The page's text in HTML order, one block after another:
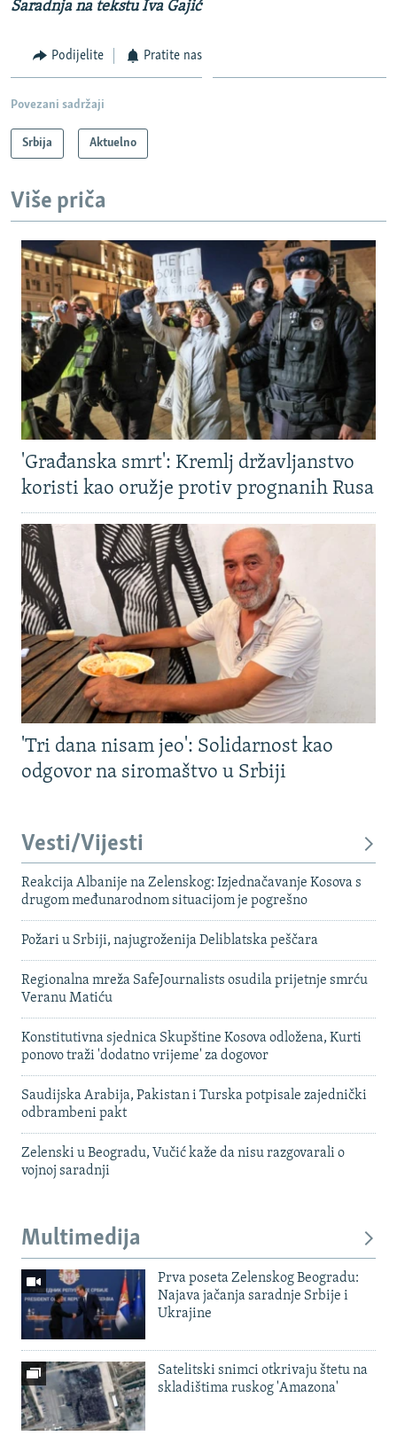
Saradnja na tekstu Iva Gajić
Podijelite Pratite nas
Povezani sadržaji
Srbija Aktuelno
Više priča
'Građanska smrt': Kremlj državljanstvo
koristi kao oružje protiv prognanih Rusa
'Tri dana nisam jeo': Solidarnost kao
odgovor na siromaštvo u Srbiji
Vesti/Vijesti
Reakcija Albanije na Zelenskog: Izjednačavanje Kosova s ​​
drugom međunarodnom situacijom je pogrešno
Požari u Srbiji, najugroženija Deliblatska peščara
Regionalna mreža SafeJournalists osudila prijetnje smrću
Veranu Matiću
Konstitutivna sjednica Skupštine Kosova odložena, Kurti
ponovo traži 'dodatno vrijeme' za dogovor
Saudijska Arabija, Pakistan i Turska potpisale zajednički
odbrambeni pakt
Zelenski u Beogradu, Vučić kaže da nisu razgovarali o
vojnoj saradnji
Multimedija
Prva poseta Zelenskog Beogradu:
Najava jačanja saradnje Srbije i
Ukrajine
Satelitski snimci otkrivaju štetu na
skladištima ruskog 'Amazona'